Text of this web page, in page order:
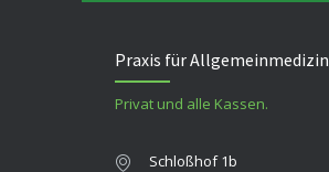
Praxis für Allgemeinmedizin
Privat und alle Kassen.
Schloßhof 1b